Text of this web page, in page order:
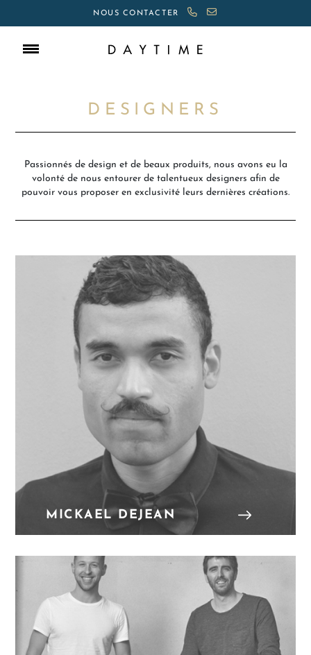
NOUS CONTACTER
DESIGNERS
Passionnés de design et de beaux produits, nous avons eu la
volonté de nous entourer de talentueux designers afin de
pouvoir vous proposer en exclusivité leurs dernières créations.
MICKAEL DEJEAN